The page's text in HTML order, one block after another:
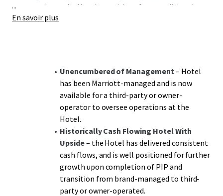
opportunity as the Hotel transitions from traditional
Marriott management to third-party or owner-operator
a significant discount to replacement cost. The
management transition creates additional upside through
enhanced operational control and revenue optimization
potential, representing a rare opportunity to acquire an
institutional-grade Hotel with immediate cash flow and
substantial growth potential in one of San Antonio's
most desirable high-growth markets.
...
En savoir plus
Unencumbered of Management– Hotel
has been Marriott-managed and is now
available for a third-party or owner-
operator to oversee operations at the
Hotel.
Historically Cash Flowing HotelWith
Upside– the Hotel has delivered consistent
cash flows, and is well positioned for further
growth upon completion of PIP and
transition from brand-managed to third-
party or owner-operated.